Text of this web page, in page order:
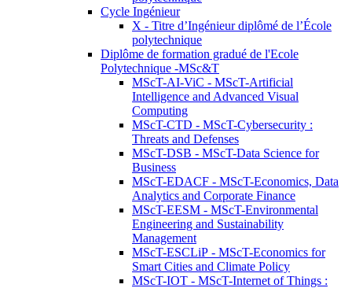
Cycle Ingénieur
X - Titre d’Ingénieur diplômé de l’École
polytechnique
Diplôme de formation gradué de l'Ecole
Polytechnique -MSc&T
MScT-AI-ViC - MScT-Artificial
Intelligence and Advanced Visual
Computing
MScT-CTD - MScT-Cybersecurity :
Threats and Defenses
MScT-DSB - MScT-Data Science for
Business
MScT-EDACF - MScT-Economics, Data
Analytics and Corporate Finance
MScT-EESM - MScT-Environmental
Engineering and Sustainability
Management
MScT-ESCLiP - MScT-Economics for
Smart Cities and Climate Policy
MScT-IOT - MScT-Internet of Things :